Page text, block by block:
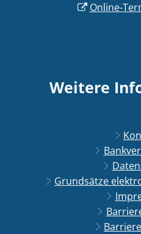
Online-
Weitere
Grundsätze